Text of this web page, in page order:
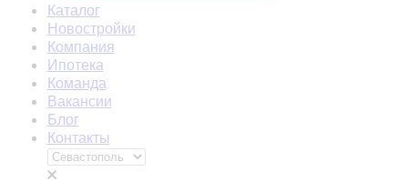
Каталог
Новостройки
Компания
Ипотека
Команда
Вакансии
Блог
Контакты